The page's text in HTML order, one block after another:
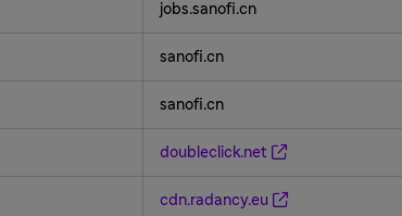
jobs.sanofi.cn
sanofi.cn
sanofi.cn
doubleclick.net
cdn.radancy.eu